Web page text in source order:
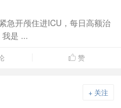
急开颅住进ICU，每日高额治
是 ...
 赞
+ 关注